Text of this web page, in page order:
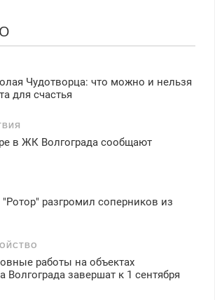
Чудотворца: что можно и нельзя
для счастья
в ЖК Волгограда сообщают
разгромил соперников из
работы на объектах
Волгограда завершат к 1 сентября